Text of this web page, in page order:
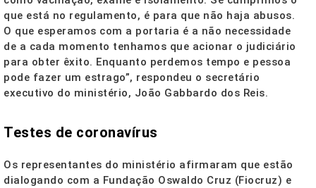
que está no regulamento, é para que não haja abusos.
O que esperamos com a portaria é a não necessidade
de a cada momento tenhamos que acionar o judiciário
para obter êxito. Enquanto perdemos tempo e pessoa
pode fazer um estrago”, respondeu o secretário
executivo do ministério, João Gabbardo dos Reis.
Testes de coronavírus
Os representantes do ministério afirmaram que estão
dialogando com a Fundação Oswaldo Cruz (Fiocruz) e